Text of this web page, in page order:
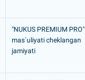
"NUKUS PREMIUM PRO"
mas`uliyati cheklangan
jamiyati